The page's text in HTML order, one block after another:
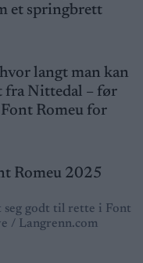
et springbrett
langt man kan
fra Nittedal – før
Romeu for
seg godt til rette i Font
/ Langrenn.com